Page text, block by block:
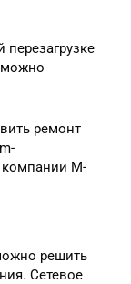
перезагрузке
можно
ремонт
M-
решить
Сетевое